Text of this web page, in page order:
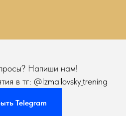
Напиши нам!
в тг: @Izmailovsky_trening
Telegram